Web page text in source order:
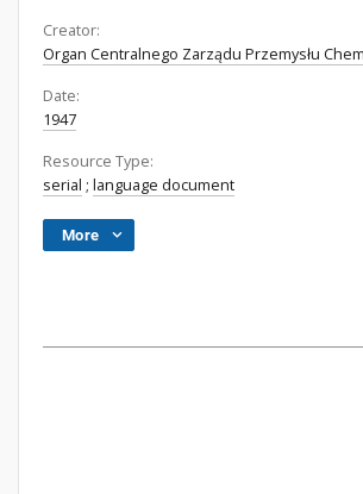
Creator:
Organ Centralnego Zarządu Przemysłu
Date:
1947
Resource Type:
serial ; language document
More